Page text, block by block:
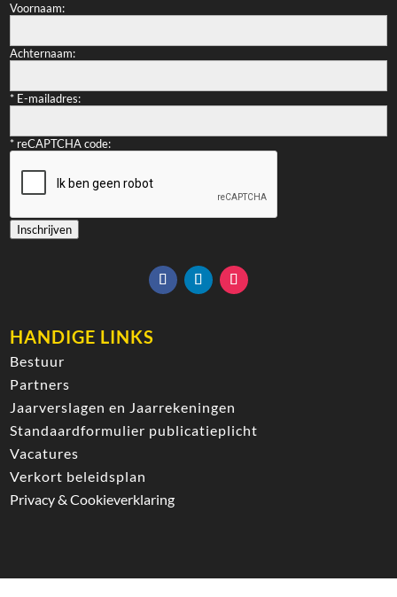
Voornaam:
Achternaam:
* E-mailadres:
* reCAPTCHA code:
Inschrijven
HANDIGE LINKS
Bestuur
Partners
Jaarverslagen en Jaarrekeningen
Standaardformulier publicatieplicht
Vacatures
Verkort beleidsplan
Privacy & Cookieverklaring